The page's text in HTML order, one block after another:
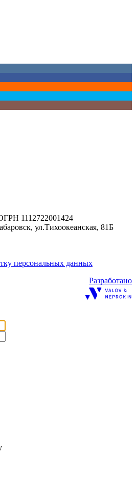
1112722001424
ул.Тихоокеанская, 81Б
персональных данных
Разработано